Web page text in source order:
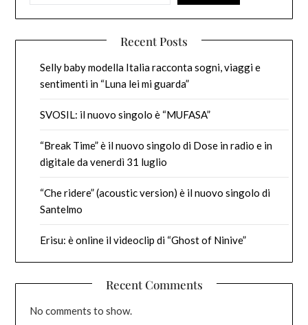
Recent Posts
Selly baby modella Italia racconta sogni, viaggi e
sentimenti in “Luna lei mi guarda”
SVOSIL: il nuovo singolo è “MUFASA”
“Break Time” è il nuovo singolo di Dose in radio e in
digitale da venerdì 31 luglio
“Che ridere” (acoustic version) è il nuovo singolo di
Santelmo
Erisu: è online il videoclip di “Ghost of Ninive”
Recent Comments
No comments to show.